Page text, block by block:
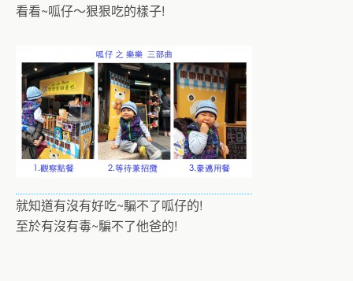
看看~呱仔～狠狠吃的樣子!
就知道有沒有好吃~騙不了呱仔的!
至於有沒有毒~騙不了他爸的!